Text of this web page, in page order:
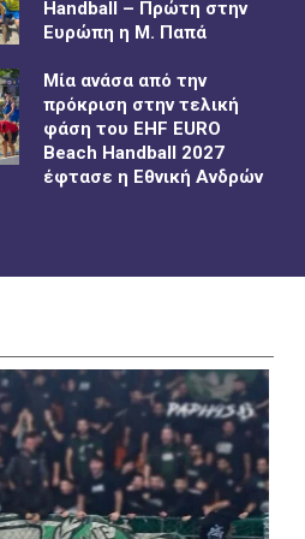
στους Μεσογειακούς
Handball – Πρώτη στην
Ευρώπη η Μ. Παπά
Μία ανάσα από την
πρόκριση στην τελική
φάση του EHF EURO
Beach Handball 2027
έφτασε η Εθνική Ανδρών